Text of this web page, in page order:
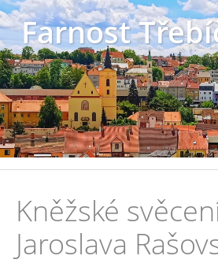
Farnost
Kněžské
Jaroslava